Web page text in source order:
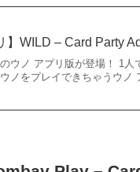
】WILD – Card Party
ウノ アプリ版が登場！ 1
ノをプレイできちゃうウノ